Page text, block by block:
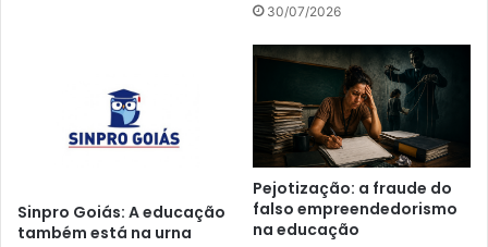
30/07/2026
Sinpro Goiás: A educação
também está na urna
Pejotização: a fraude do
falso empreendedorismo
na educação